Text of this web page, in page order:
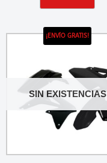
SIN EXISTENCIAS
¡ENVÍO GRATIS!